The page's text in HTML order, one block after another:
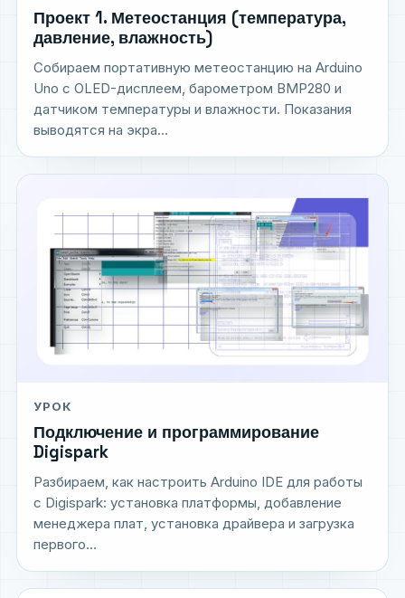
Проект 1. Метеостанция (температура,
давление, влажность)
Собираем портативную метеостанцию на Arduino
Uno с OLED-дисплеем, барометром BMP280 и
датчиком температуры и влажности. Показания
выводятся на экра...
УРОК
Подключение и программирование
Digispark
Разбираем, как настроить Arduino IDE для работы
с Digispark: установка платформы, добавление
менеджера плат, установка драйвера и загрузка
первого...